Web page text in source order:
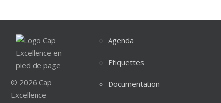
© 2026 Cap
Excellence -
Agenda
Etiquettes
Documentation